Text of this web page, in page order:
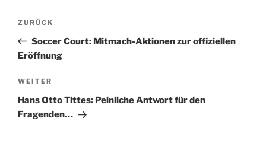
Beitragsnavigation
Vorheriger
Beitrag
ZURÜCK
Soccer Court: Mitmach-Aktionen zur offiziellen
Eröffnung
Nächster
Beitrag
WEITER
Hans Otto Tittes: Peinliche Antwort für den
Fragenden…